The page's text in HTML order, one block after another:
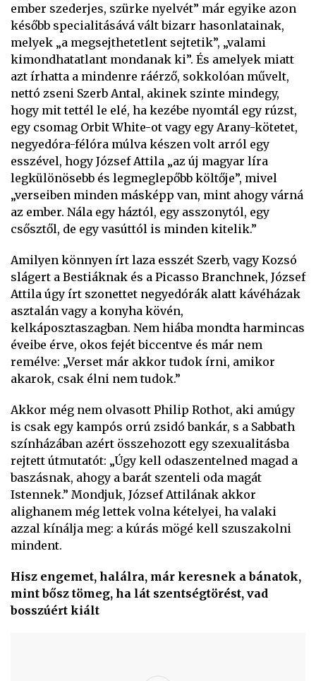
ember szederjes, szürke nyelvét” már egyike azon
később specialitásává vált bizarr hasonlatainak,
melyek „a megsejthetetlent sejtetik”, „valami
kimondhatatlant mondanak ki”. És amelyek miatt
azt írhatta a mindenre ráérző, sokkolóan művelt,
nettó zseni Szerb Antal, akinek szinte mindegy,
hogy mit tettél le elé, ha kezébe nyomtál egy rúzst,
egy csomag Orbit White-ot vagy egy Arany-kötetet,
negyedóra-félóra múlva készen volt arról egy
esszével, hogy József Attila „az új magyar líra
legkülönösebb és legmeglepőbb költője”, mivel
„verseiben minden másképp van, mint ahogy várná
az ember. Nála egy háztól, egy asszonytól, egy
csősztől, de egy vasúttól is minden kitelik.”
Amilyen könnyen írt laza esszét Szerb, vagy Kozsó
slágert a Bestiáknak és a Picasso Branchnek, József
Attila úgy írt szonettet negyedórák alatt kávéházak
asztalán vagy a konyha kövén,
kelkáposztaszagban. Nem hiába mondta harmincas
éveibe érve, okos fejét biccentve és már nem
remélve: „Verset már akkor tudok írni, amikor
akarok, csak élni nem tudok.”
Akkor még nem olvasott Philip Rothot, aki amúgy
is csak egy kampós orrú zsidó bankár, s a Sabbath
színházában azért összehozott egy szexualitásba
rejtett útmutatót: „Úgy kell odaszentelned magad a
baszásnak, ahogy a barát szenteli oda magát
Istennek.” Mondjuk, József Attilának akkor
alighanem még lettek volna kételyei, ha valaki
azzal kínálja meg: a kúrás mögé kell szuszakolni
mindent.
Hisz engemet, halálra, már keresnek a bánatok,
mint bősz tömeg, ha lát szentségtörést, vad
bosszúért kiált